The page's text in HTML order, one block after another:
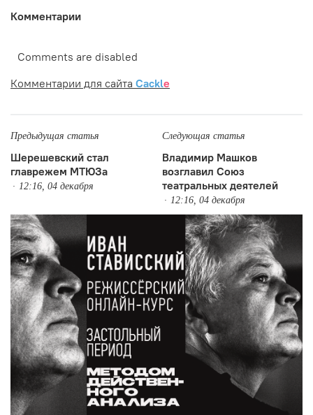
Комментарии
Comments are disabled
Комментарии для сайта Cackle
Предыдущая статья
Шерешевский стал
главрежем МТЮЗа
12:16, 04 декабря
Следующая статья
Владимир Машков
возглавил Союз
театральных деятелей
12:16, 04 декабря